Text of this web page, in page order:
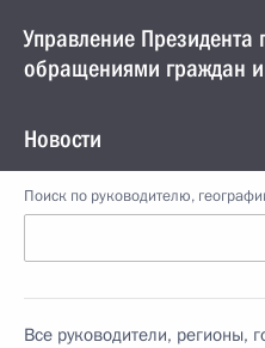
Управление Президента
обращениями граждан
Новости
Поиск по руководителю,
Все руководители, регионы,